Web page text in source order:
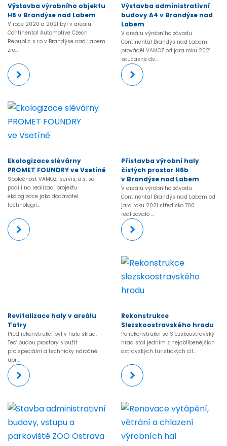
Výstavba výrobního objektu
H6 v Brandýse nad Labem
V roce 2020 a 2021 byl v areálu
Continental Automotive Czech
Republic s.r.o v Brandýse nad Labem
zre...
Výstavba administrativní
budovy A4 v Brandýse nad
Labem
V areálu výrobního závodu
Continental Brandýs nad Labem
prováděl VAMOZ od jara roku 2021
současně dv...
Ekologizace slévárny
PROMET FOUNDRY ve Vsetíně
Společnost VAMOZ-servis, a.s. se
podílí na realizaci projektu
ekologizace jako dodavatel
technologií...
Přístavba výrobní haly
čistých prostor H6b
v Brandýse nad Labem
V areálu výrobního závodu
Continental Brandýs nad Labem od
jara roku 2021 středisko 700
realizovalo ...
Revitalizace haly v areálu
Tatry
Před rekonstrukcí byl v hale sklad.
Teď budou prostory sloužit
pro speciální a technicky náročné
úpr...
Rekonstrukce
Slezskoostravského hradu
Po rekonstrukci se Slezskoostravský
hrad stal jedním z nejoblíbenějších
ostravských turistických cíl...